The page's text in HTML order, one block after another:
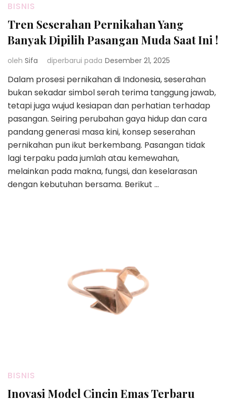
BISNIS
Tren Seserahan Pernikahan Yang
Banyak Dipilih Pasangan Muda Saat Ini !
oleh Sifa diperbarui pada Desember 21, 2025
Dalam prosesi pernikahan di Indonesia, seserahan
bukan sekadar simbol serah terima tanggung jawab,
tetapi juga wujud kesiapan dan perhatian terhadap
pasangan. Seiring perubahan gaya hidup dan cara
pandang generasi masa kini, konsep seserahan
pernikahan pun ikut berkembang. Pasangan tidak
lagi terpaku pada jumlah atau kemewahan,
melainkan pada makna, fungsi, dan keselarasan
dengan kebutuhan bersama. Berikut …
BISNIS
Inovasi Model Cincin Emas Terbaru